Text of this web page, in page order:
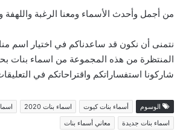
من أجمل وأحدث الأسماء ومعنا الرغبة واللهفة
نتمنى أن نكون قد ساعدناكم في اختيار اسم
المنتظرة من هذه المجموعة من اسماء بنات
شاركونا استفساراتكم واقتراحاتكم في
الوسوم أسماء بنات كيوت اسماء بنات 2020
اسماء بنات جديدة
معاني أسماء بنات